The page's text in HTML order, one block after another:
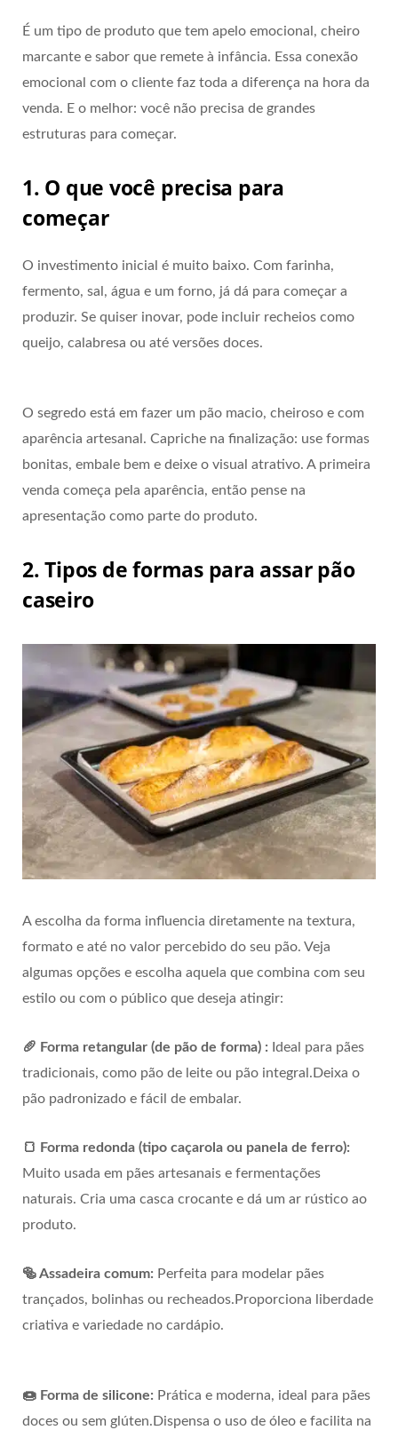
É um tipo de produto que tem apelo emocional, cheiro
marcante e sabor que remete à infância. Essa conexão
emocional com o cliente faz toda a diferença na hora da
venda. E o melhor: você não precisa de grandes
estruturas para começar.
1. O que você precisa para
começar
O investimento inicial é muito baixo. Com farinha,
fermento, sal, água e um forno, já dá para começar a
produzir. Se quiser inovar, pode incluir recheios como
queijo, calabresa ou até versões doces.
O segredo está em fazer um pão macio, cheiroso e com
aparência artesanal. Capriche na finalização: use formas
bonitas, embale bem e deixe o visual atrativo. A primeira
venda começa pela aparência, então pense na
apresentação como parte do produto.
2. Tipos de formas para assar pão
caseiro
A escolha da forma influencia diretamente na textura,
formato e até no valor percebido do seu pão. Veja
algumas opções e escolha aquela que combina com seu
estilo ou com o público que deseja atingir:
🥖 Forma retangular (de pão de forma) : Ideal para pães
tradicionais, como pão de leite ou pão integral.Deixa o
pão padronizado e fácil de embalar.
🍞 Forma redonda (tipo caçarola ou panela de ferro):
Muito usada em pães artesanais e fermentações
naturais. Cria uma casca crocante e dá um ar rústico ao
produto.
🥯 Assadeira comum: Perfeita para modelar pães
trançados, bolinhas ou recheados.Proporciona liberdade
criativa e variedade no cardápio.
🍩 Forma de silicone: Prática e moderna, ideal para pães
doces ou sem glúten.Dispensa o uso de óleo e facilita na